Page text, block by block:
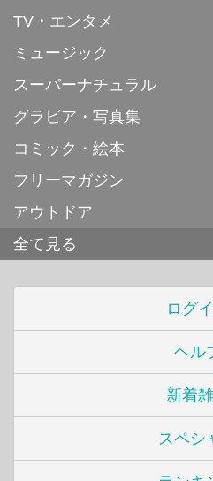
TV・エンタメ
ミュージック
スーパーナチュラル
グラビア・写真集
コミック・絵本
フリーマガジン
アウトドア
全て見る
ログ
ヘル
新着
スペシ